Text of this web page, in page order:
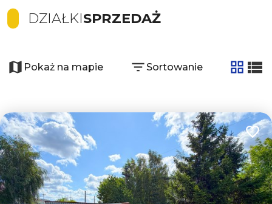
DZIAŁKISPRZEDAŻ
Pokaż na mapie Sortowanie
tabela